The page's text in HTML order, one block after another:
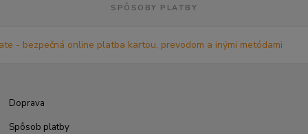
SPÔSOBY PLATBY
Doprava
Spôsob platby